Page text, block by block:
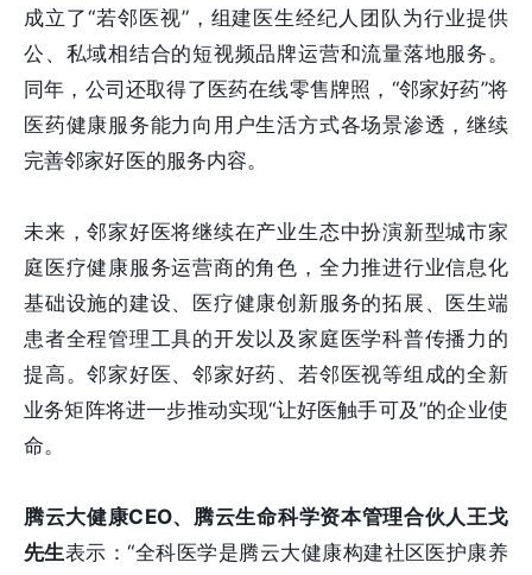
成立了“若邻医视”，组建医生经纪人团队为行业提供
公、私域相结合的短视频品牌运营和流量落地服务。
同年，公司还取得了医药在线零售牌照，“邻家好药”将
医药健康服务能力向用户生活方式各场景渗透，继续
完善邻家好医的服务内容。
未来，邻家好医将继续在产业生态中扮演新型城市家
庭医疗健康服务运营商的角色，全力推进行业信息化
基础设施的建设、医疗健康创新服务的拓展、医生端
患者全程管理工具的开发以及家庭医学科普传播力的
提高。邻家好医、邻家好药、若邻医视等组成的全新
业务矩阵将进一步推动实现“让好医触手可及”的企业使
命。
腾云大健康CEO、腾云生命科学资本管理合伙人王戈
先生表示：“全科医学是腾云大健康构建社区医护康养